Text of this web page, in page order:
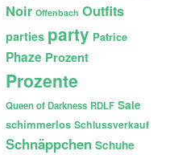
Noir Offenbach Outfits
parties party Patrice
Phaze Prozent
Prozente
Queen of Darkness RDLF Sale
schimmerlos Schlussverkauf
Schnäppchen Schuhe